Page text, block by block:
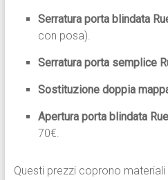
Serratura porta blindata
con posa).
Serratura porta semplice
Sostituzione doppia
Apertura porta blindata
70€.
Questi prezzi coprono